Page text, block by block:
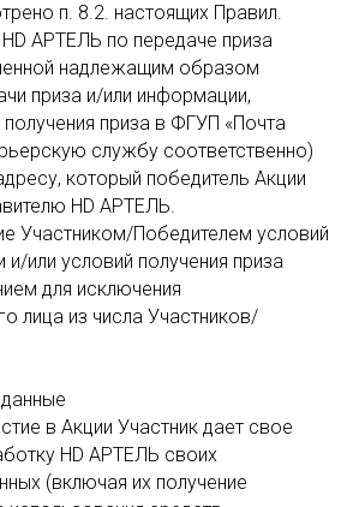
п. 8.2. настоящих Правил.
АРТЕЛЬ по передаче приза
надлежащим образом
приза и/или информации,
приза в ФГУП «Почта
службу соответственно)
который победитель Акции
HD АРТЕЛЬ.
Участником/Победителем условий
и/или условий получения приза
для исключения
лица из числа Участников/
в Акции Участник дает свое
HD АРТЕЛЬ своих
(включая их получение